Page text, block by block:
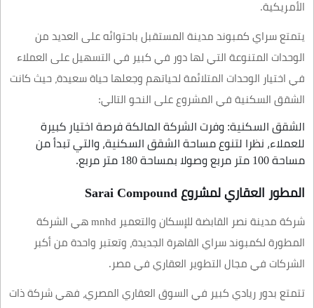
الأمريكية.
يتمتع سراي كمبوند مدينة المستقبل باحتوائه على العديد من
الوحدات المتنوعة التي لها دور في كبير في التسهيل على العملاء
في اختيار الوحدات المتلائمة لحياتهم وجعلها حياة سعيدة، حيث كانت
الشقق السكنية في المشروع على النحو التالي:
الشقق السكنية: وفرت الشركة المالكة فرصة اختيار كبيرة
للعملاء، نظرا لتنوع مساحة الشقق السكنية، والتي تبدأ من
مساحة 100 متر مربع وصولا بمساحة 180 متر مربع.
المطور العقاري لمشروع Sarai Compound
شركة مدينة نصر القابضة للإسكان والتعمير mnhd هي الشركة
المطورة لكمبوند سراي القاهرة الجديدة، وتعتبر واحدة من أكبر
الشركات في مجال التطوير العقاري في مصر.
تتمتع بدور ريادي كبير في السوق العقاري المصري، فهي شركة ذات